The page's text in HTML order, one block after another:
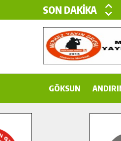
SON DAKİKA
GÖKSUN